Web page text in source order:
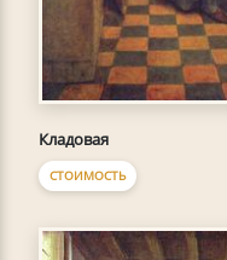
Кладовая
СТОИМОСТЬ